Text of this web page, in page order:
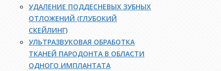
УДАЛЕНИЕ ПОДДЕСНЕВЫХ ЗУБНЫХ
ОТЛОЖЕНИЙ (ГЛУБОКИЙ
СКЕЙЛИНГ)
УЛЬТРАЗВУКОВАЯ ОБРАБОТКА
ТКАНЕЙ ПАРОДОНТА В ОБЛАСТИ
ОДНОГО ИМПЛАНТАТА